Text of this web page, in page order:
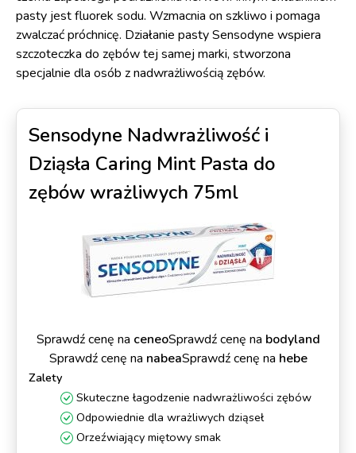
pasty jest fluorek sodu. Wzmacnia on szkliwo i pomaga
zwalczać próchnicę. Działanie pasty Sensodyne wspiera
szczoteczka do zębów tej samej marki, stworzona
specjalnie dla osób z nadwrażliwością zębów.
Sensodyne Nadwrażliwość i
Dziąsła Caring Mint Pasta do
zębów wrażliwych 75ml
Zalety
Skuteczne łagodzenie nadwrażliwości zębów
Odpowiednie dla wrażliwych dziąseł
Orzeźwiający miętowy smak
Sprawdź cenę na ceneoSprawdź cenę na bodyland
Sprawdź cenę na nabeaSprawdź cenę na hebe